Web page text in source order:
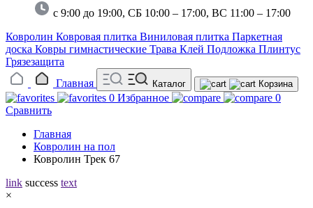
с 9:00 до 19:00, СБ 10:00 – 17:00, ВС 11:00 – 17:00
Ковролин Ковровая плитка Виниловая плитка Паркетная
доска Ковры гимнастические Трава Клей Подложка Плинтус
Грязезащита
Главная
Каталог Корзина
0 Избранное
0
Сравнить
Главная
Ковролин на пол
Ковролин Трек 67
link success text
×